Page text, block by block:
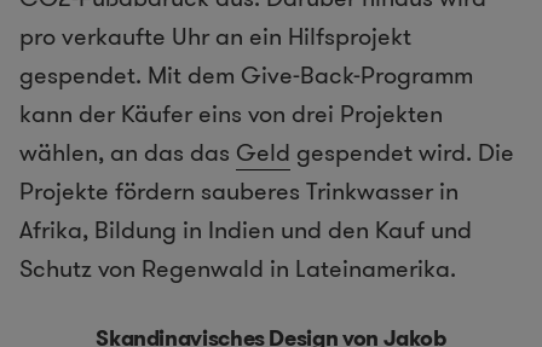
pro verkaufte Uhr an ein Hilfsprojekt
gespendet. Mit dem Give-Back-Programm
kann der Käufer eins von drei Projekten
wählen, an das das Geld gespendet wird. Die
Projekte fördern sauberes Trinkwasser in
Afrika, Bildung in Indien und den Kauf und
Schutz von Regenwald in Lateinamerika.
Skandinavisches Design von Jakob